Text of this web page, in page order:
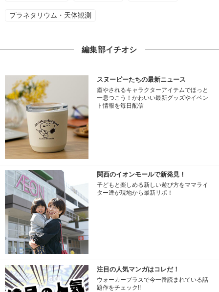
プラネタリウム・天体観測
編集部イチオシ
スヌーピーたちの最新ニュース
癒やされるキャラクターアイテムでほっと
一息つこう！かわいい最新グッズやイベン
ト情報を毎日配信
関西のイオンモールで新発見！
子どもと楽しめる新しい遊び方をママライ
ター達が現地から最新リポ！
注目の人気マンガはコレだ！
ウォーカープラスで今一番読まれている話
題作をチェック!!